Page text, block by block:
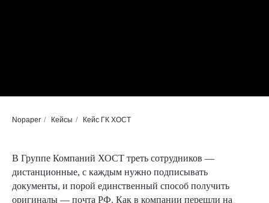
Nopaper / Кейсы / Кейс ГК ХОСТ
В Группе Компаний ХОСТ треть сотрудников —
дистанционные, с каждым нужно подписывать
документы, и порой единственный способ получить
оригиналы — почта РФ. Как в компании перешли на